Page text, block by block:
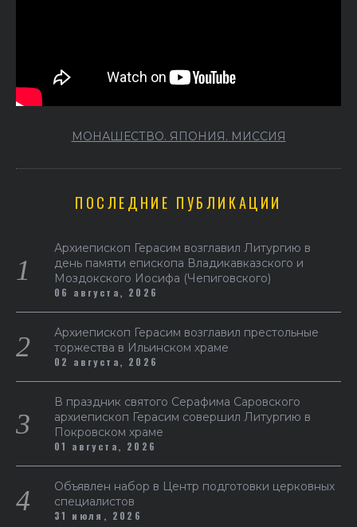
МОНАШЕСТВО. ЯПОНИЯ. МИССИЯ
ПОСЛЕДНИЕ ПУБЛИКАЦИИ
Архиепископ Герасим возглавил Литургию в
день памяти епископа Владикавказского и
Моздокского Иосифа (Чепиговского)
06 августа, 2026
Архиепископ Герасим возглавил престольные
торжества в Ильинском храме
02 августа, 2026
В праздник святого Серафима Саровского
архиепископ Герасим совершил Литургию в
Покровском храме
01 августа, 2026
Объявлен набор в Центр подготовки церковных
специалистов
31 июля, 2026